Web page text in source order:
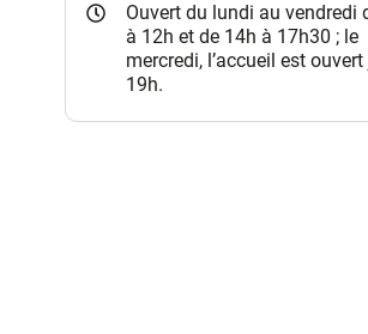
Ouvert du lundi au vendredi
à 12h et de 14h à 17h30 ; le
mercredi, l’accueil est ouvert
19h.